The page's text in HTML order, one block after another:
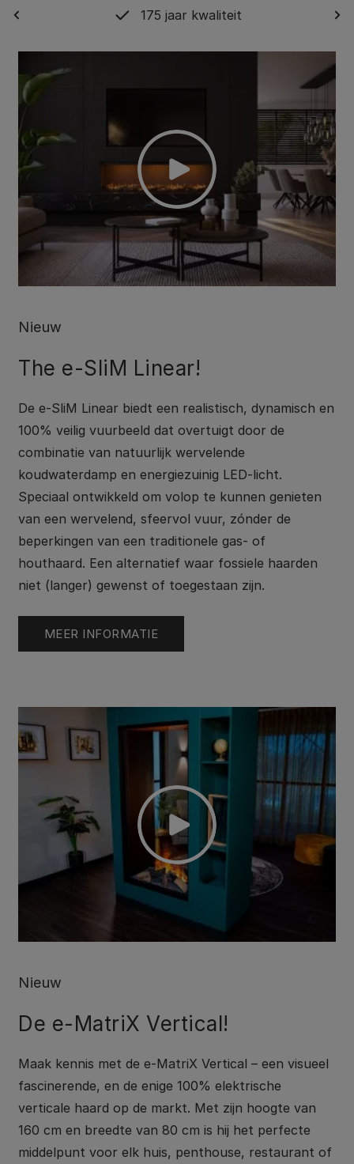
175 jaar kwaliteit
Nieuw
The e-SliM Linear!
De e-SliM Linear biedt een realistisch, dynamisch en
100% veilig vuurbeeld dat overtuigt door de
combinatie van natuurlijk wervelende
koudwaterdamp en energiezuinig LED-licht.
Speciaal ontwikkeld om volop te kunnen genieten
van een wervelend, sfeervol vuur, zónder de
beperkingen van een traditionele gas- of
houthaard. Een alternatief waar fossiele haarden
niet (langer) gewenst of toegestaan zijn.
MEER INFORMATIE
Nieuw
De e-MatriX Vertical!
Maak kennis met de e-MatriX Vertical – een visueel
fascinerende, en de enige 100% elektrische
verticale haard op de markt. Met zijn hoogte van
160 cm en breedte van 80 cm is hij het perfecte
middelpunt voor elk huis, penthouse, restaurant of